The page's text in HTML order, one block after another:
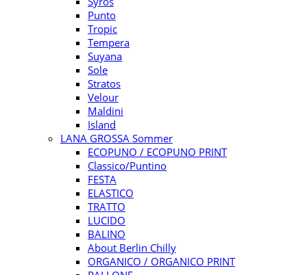
Punto
Tropic
Tempera
Suyana
Sole
Stratos
Velour
Maldini
Island
LANA GROSSA Sommer
ECOPUNO / ECOPUNO PRINT
Classico/Puntino
FESTA
ELASTICO
TRATTO
LUCIDO
BALINO
About Berlin Chilly
ORGANICO / ORGANICO PRINT